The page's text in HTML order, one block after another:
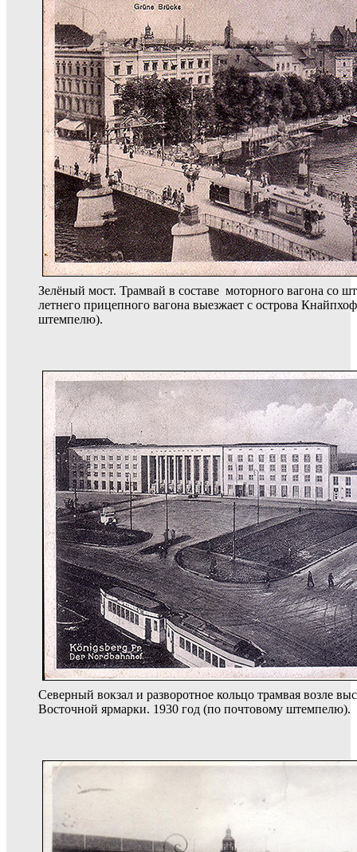
Зелёный мост. Трамвай в составе моторного вагона со
летнего прицепного вагона выезжает с острова
штемпелю).
Северный вокзал и разворотное кольцо трамвая возле
Восточной ярмарки. 1930 год (по почтовому штемпелю).